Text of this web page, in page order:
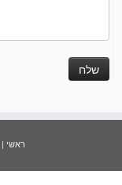
מאמרים